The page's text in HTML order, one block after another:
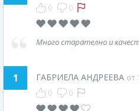
0 0
Много старателно и
1 ГАБРИЕЛА АНДРЕЕВА от
0 0